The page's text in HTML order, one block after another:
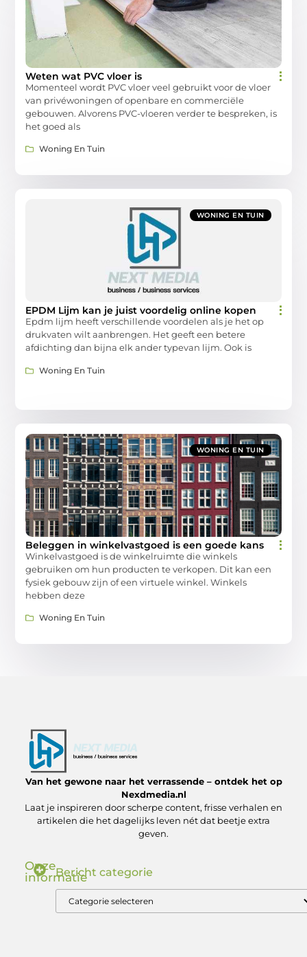
Weten wat PVC vloer is
Momenteel wordt PVC vloer veel gebruikt voor de vloer
van privéwoningen of openbare en commerciële
gebouwen. Alvorens PVC-vloeren verder te bespreken, is
het goed als
Woning En Tuin
WONING EN TUIN
EPDM Lijm kan je juist voordelig online kopen
Epdm lijm heeft verschillende voordelen als je het op
drukvaten wilt aanbrengen. Het geeft een betere
afdichting dan bijna elk ander typevan lijm. Ook is
Woning En Tuin
WONING EN TUIN
Beleggen in winkelvastgoed is een goede kans
Winkelvastgoed is de winkelruimte die winkels
gebruiken om hun producten te verkopen. Dit kan een
fysiek gebouw zijn of een virtuele winkel. Winkels
hebben deze
Woning En Tuin
Van het gewone naar het verrassende – ontdek het op
Nexdmedia.nl
Laat je inspireren door scherpe content, frisse verhalen en
artikelen die het dagelijks leven nét dat beetje extra
geven.
Onze
informatieBericht categorie